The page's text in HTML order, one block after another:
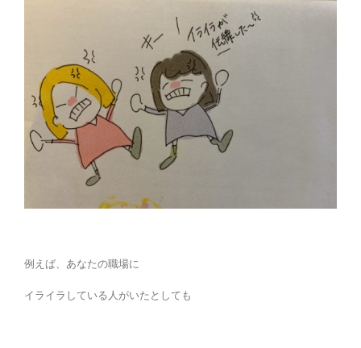
例えば、あなたの職場に
イライラしている人がいたとしても